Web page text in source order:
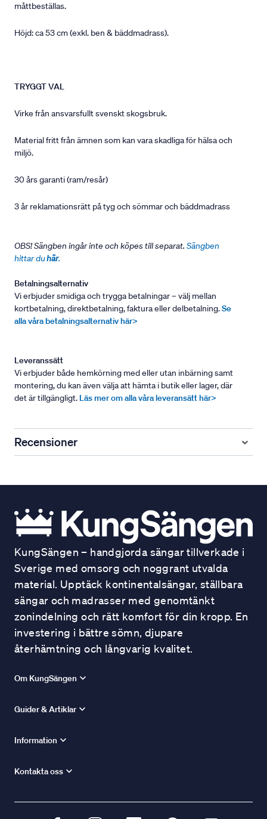
måttbeställas.
Höjd: ca 53 cm (exkl. ben & bäddmadrass).
TRYGGT VAL
Virke från ansvarsfullt svenskt skogsbruk.
Material fritt från ämnen som kan vara skadliga för hälsa och
miljö.
30 års garanti (ram/resår)
3 år reklamationsrätt på tyg och sömmar och bäddmadrass
OBS! Sängben ingår inte och köpes till separat. Sängben
hittar duhär.
Betalningsalternativ
Vi erbjuder smidiga och trygga betalningar – välj mellan
kortbetalning, direktbetalning, faktura eller delbetalning.Se
alla våra betalningsalternativ här>
Leveranssätt
Vi erbjuder både hemkörning med eller utan inbärning samt
montering, du kan även välja att hämta i butik eller lager, där
det är tillgängligt. Läs mer om alla våra leveransätt här>
Recensioner
KungSängen – handgjorda sängar tillverkade i
Sverige med omsorg och noggrant utvalda
material. Upptäck kontinentalsängar, ställbara
sängar och madrasser med genomtänkt
zonindelning och rätt komfort för din kropp. En
investering i bättre sömn, djupare
återhämtning och långvarig kvalitet.
Om KungSängen
Guider & Artiklar
Information
Kontakta oss